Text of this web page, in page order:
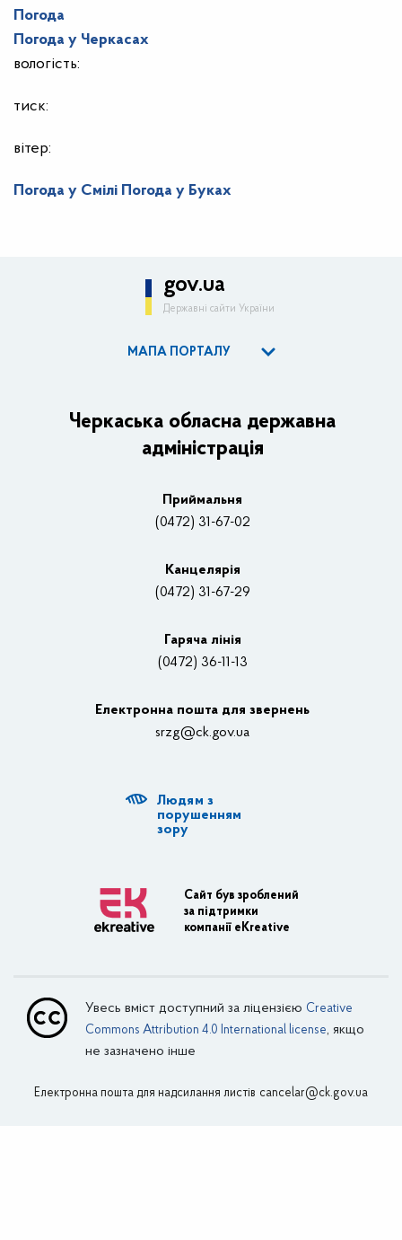
Погода
Погода у Черкасах
вологість:
тиск:
вітер:
Погода у Смілі Погода у Буках
gov.ua
Державні сайти України
МАПА ПОРТАЛУ
Керівництво адміністрації
Основні завдання та нормативно-правові засади
Нагороди
Контакти
Структурні підрозділи ОДА
Діяльність ОДА
Транспортна інфраструктура
Внутрішній водний транспорт
Авіаційний транспорт
Поштовий зв’язок
Черкаська обласна державна
адміністрація
Приймальня
(0472) 31-67-02
Канцелярiя
(0472) 31-67-29
Гаряча лінія
(0472) 36-11-13
Електронна пошта для звернень
srzg@ck.gov.ua
Людям з
порушенням
зору
Сайт був зроблений
за підтримки
компанії eKreative
Увесь вміст доступний за ліцензією Creative
Commons Attribution 4.0 International license, якщо
не зазначено інше
Електронна пошта для надсилання листів cancelar@ck.gov.ua